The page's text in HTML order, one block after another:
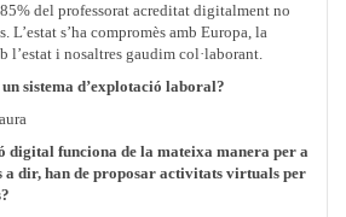
del professorat acreditat digitalment no
L’estat s’ha compromès amb Europa, la
l’estat i nosaltres gaudim col·laborant.
sistema d’explotació laboral?
digital funciona de la mateixa manera per a
a dir, han de proposar activitats virtuals per